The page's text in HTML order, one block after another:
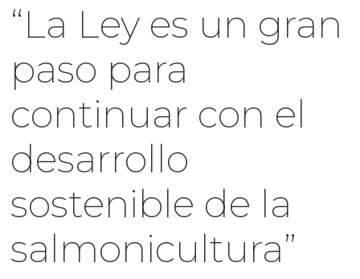
“La Ley es un gran
paso para
continuar con el
desarrollo
sostenible de la
salmonicultura”